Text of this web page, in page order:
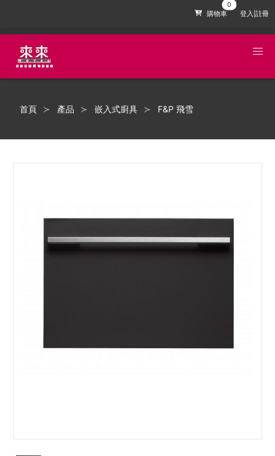
購物車 登入|註冊
首頁 產品 嵌入式廚具 F&P 飛雪